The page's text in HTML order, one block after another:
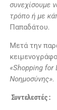
συνεχίσουμε
τρόπο ή με
Παπαδάτου.
Mετά την
«Shopping for
Νοημοσύνης».
Συντελεστές :